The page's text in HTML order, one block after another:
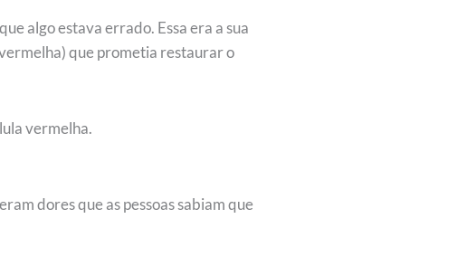
algo estava errado. Essa era a sua
que prometia restaurar o
vermelha.
dores que as pessoas sabiam que